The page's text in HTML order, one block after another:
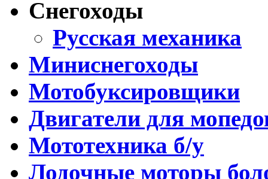
Снегоходы
Русская механика
Миниснегоходы
Мотобуксировщики
Двигатели для
Мототехника б/у
Лодочные моторы